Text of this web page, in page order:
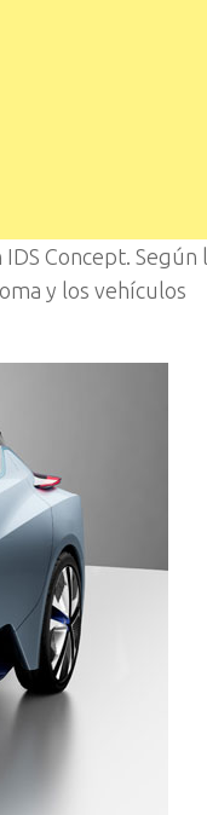
Concept. Según
y los vehículos